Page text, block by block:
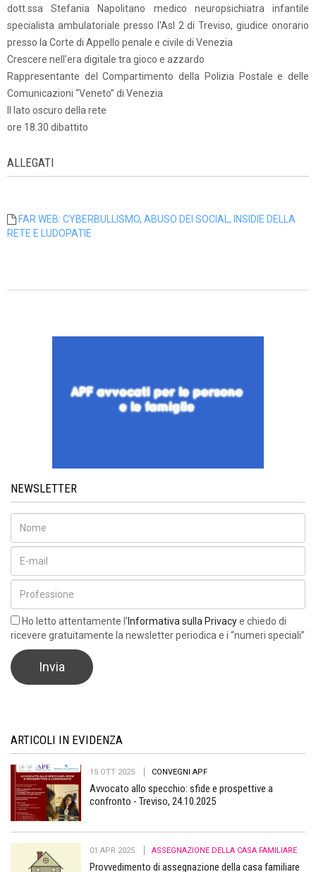
dott.ssa Stefania Napolitano medico neuropsichiatra infantile
specialista ambulatoriale presso l'Asl 2 di Treviso, giudice onorario
presso la Corte di Appello penale e civile di Venezia
Crescere nell’era digitale tra gioco e azzardo
Rappresentante del Compartimento della Polizia Postale e delle
Comunicazioni “Veneto” di Venezia
Il lato oscuro della rete
ore 18.30 dibattito
ALLEGATI
FAR WEB: CYBERBULLISMO, ABUSO DEI SOCIAL, INSIDIE DELLA
RETE E LUDOPATIE
NEWSLETTER
Ho letto attentamente l’ Informativa sulla Privacye chiedo di
ricevere gratuitamente la newsletter periodica e i “numeri speciali”
ARTICOLI IN EVIDENZA
15 OTT 2025 CONVEGNI APF
Avvocato allo specchio: sfide e prospettive a
confronto - Treviso, 24.10.2025
01 APR 2025 ASSEGNAZIONE DELLA CASA FAMILIARE
Provvedimento di assegnazione della casa familiare